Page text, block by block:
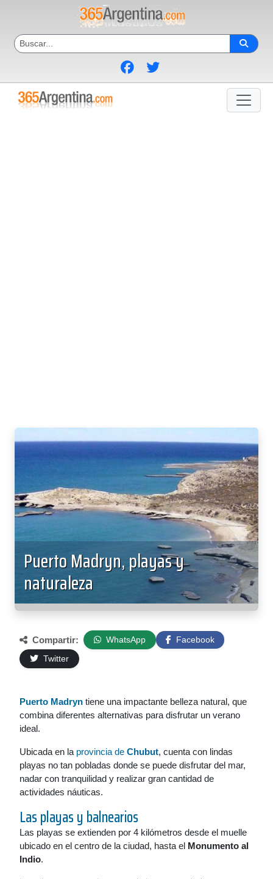
Puerto Madryn, playas y
naturaleza
Compartir: WhatsApp
Facebook
Twitter
Puerto Madryn tiene una impactante belleza natural, que
combina diferentes alternativas para disfrutar un verano
ideal.
Ubicada en la provincia de Chubut, cuenta con lindas
playas no tan pobladas donde se puede disfrutar del mar,
nadar con tranquilidad y realizar gran cantidad de
actividades náuticas.
Las playas y balnearios
Las playas se extienden por 4 kilómetros desde el muelle
ubicado en el centro de la ciudad, hasta el Monumento al
Indio.